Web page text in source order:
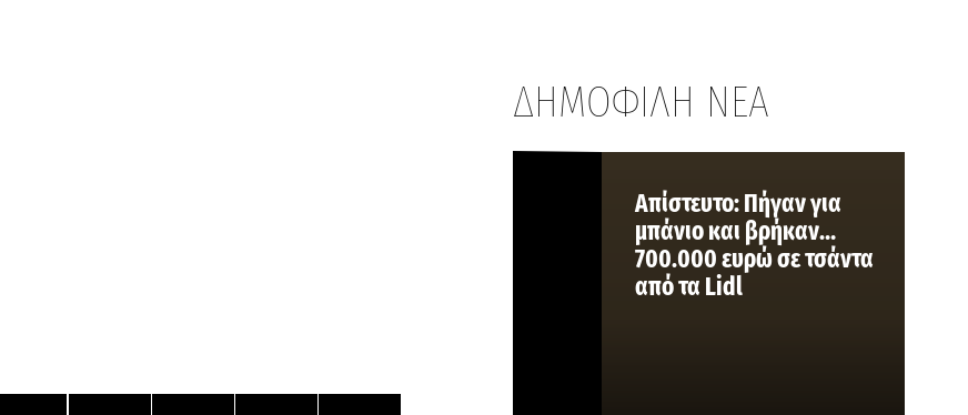
ΔΗΜΟΦΙΛΗ ΝΕΑ
Aπίστευτο: Πήγαν για
μπάνιο και βρήκαν…
700.000 ευρώ σε τσάντα
από τα Lidl